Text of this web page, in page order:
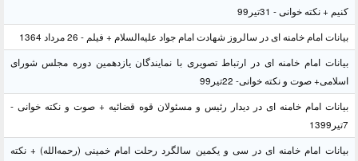
کنیم + نکته خوانی - 31تیر99
بیانات امام خامنه ای در سالروز شهادت امام جواد علیه‌السلام + فیلم - 26 مرداد 1364
بیانات امام خامنه ای در ارتباط تصویری با نمایندگان یازدهمین دوره مجلس شورای
اسلامی+ صوت و نکته خوانی- 22تیر99
بیانات امام خامنه ای در دیدار رئیس و مسئولان قوه قضائیه + صوت و نکته خوانی -
7تیر1399
بیانات امام خامنه ای در سی و یکمین سالگرد رحلت امام خمینی (رحمه‌الله) + نکته